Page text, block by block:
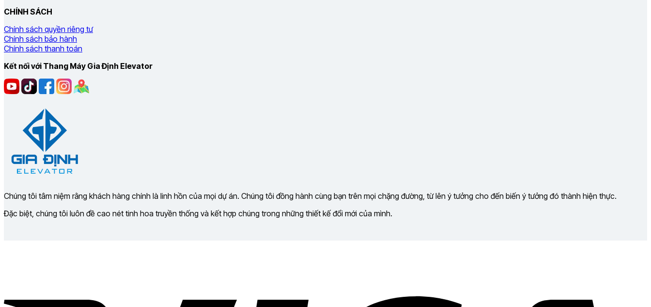
CHÍNH SÁCH
Chính sách quyền riêng tư
Chính sách bảo hành
Chính sách thanh toán
Kết nối với Thang Máy Gia Định Elevator
Chúng tôi tâm niệm rằng khách hàng chính là linh hồn của mọi dự án. Chúng tôi đồng hành cùng bạn trên mọi chặng đường, từ lên ý tưởng cho đến biến ý tưởng đó thành hiện thực.
Đặc biệt, chúng tôi luôn đề cao nét tinh hoa truyền thống và kết hợp chúng trong những thiết kế đổi mới của mình.